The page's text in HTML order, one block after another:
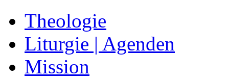
Theologie
Liturgie | Agenden
Mission